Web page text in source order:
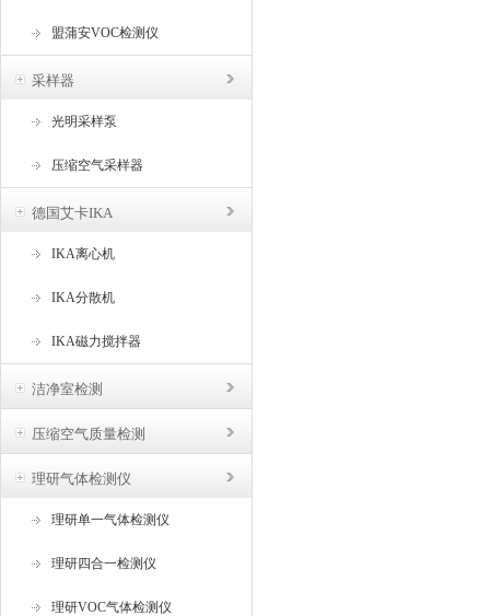
盟蒲安VOC检测仪
采样器
光明采样泵
压缩空气采样器
德国艾卡IKA
IKA离心机
IKA分散机
IKA磁力搅拌器
洁净室检测
压缩空气质量检测
理研气体检测仪
理研单一气体检测仪
理研四合一检测仪
理研VOC气体检测仪